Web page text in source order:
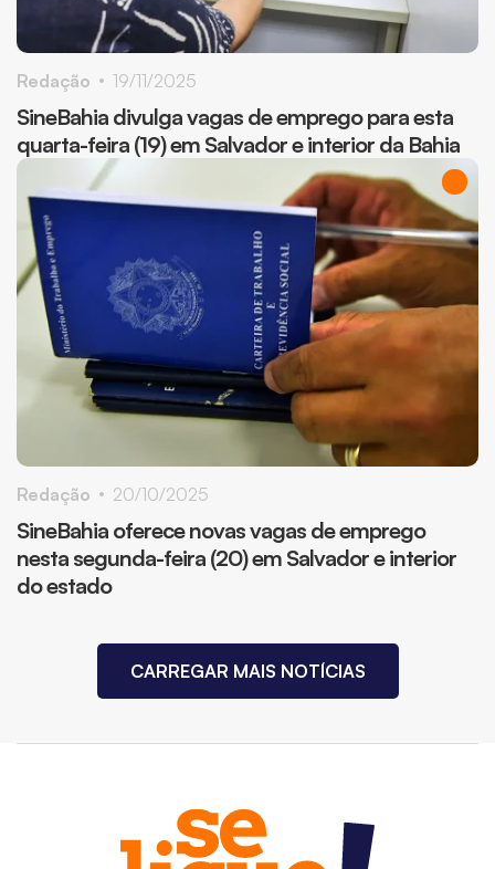
SineBahia divulga vagas de emprego para esta
quarta-feira (19) em Salvador e interior da Bahia
Redação 19/11/2025
SineBahia oferece novas vagas de emprego
nesta segunda-feira (20) em Salvador e interior
do estado
Redação 20/10/2025
CARREGAR MAIS NOTÍCIAS